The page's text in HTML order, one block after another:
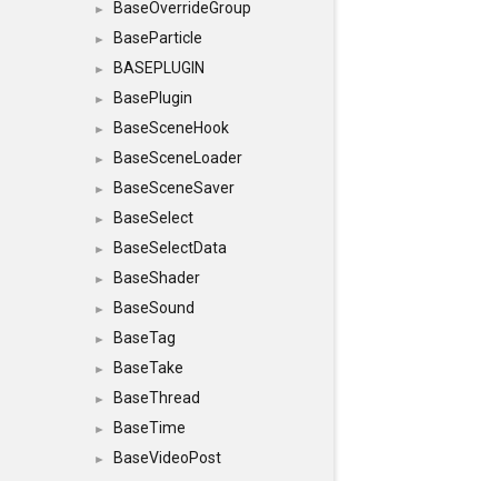
► BaseOverrideGroup
► BaseParticle
► BASEPLUGIN
► BasePlugin
► BaseSceneHook
► BaseSceneLoader
► BaseSceneSaver
► BaseSelect
► BaseSelectData
► BaseShader
► BaseSound
► BaseTag
► BaseTake
► BaseThread
► BaseTime
►
BaseVideoPost